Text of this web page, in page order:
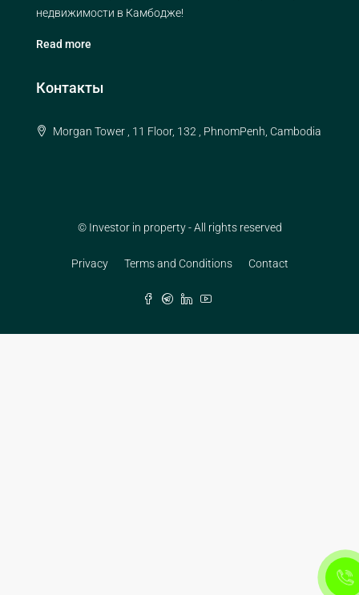
недвижимости в Камбодже!
Read more
Контакты
Morgan Tower , 11 Floor, 132 , PhnomPenh, Cambodia
© Investor in property - All rights reserved
Privacy Terms and Conditions Contact